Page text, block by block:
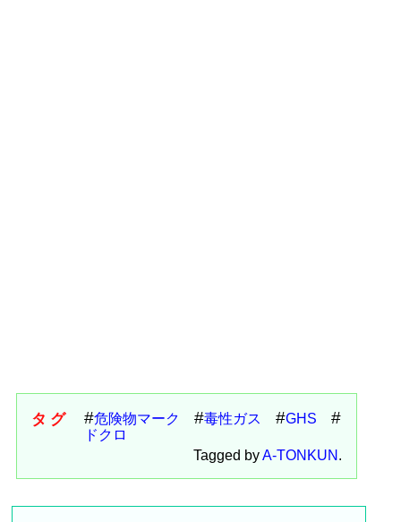
タグ 危険物マーク 毒性ガス
GHS
ドクロ
Tagged byA-TONKUN .